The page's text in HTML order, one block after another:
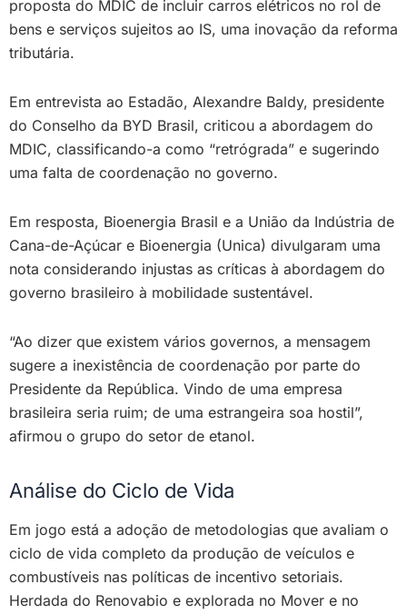
proposta do MDIC de incluir carros elétricos no rol de
bens e serviços sujeitos ao IS, uma inovação da reforma
tributária.
Em entrevista ao Estadão, Alexandre Baldy, presidente
do Conselho da BYD Brasil, criticou a abordagem do
MDIC, classificando-a como “retrógrada” e sugerindo
uma falta de coordenação no governo.
Em resposta, Bioenergia Brasil e a União da Indústria de
Cana-de-Açúcar e Bioenergia (Unica) divulgaram uma
nota considerando injustas as críticas à abordagem do
governo brasileiro à mobilidade sustentável.
“Ao dizer que existem vários governos, a mensagem
sugere a inexistência de coordenação por parte do
Presidente da República. Vindo de uma empresa
brasileira seria ruim; de uma estrangeira soa hostil”,
afirmou o grupo do setor de etanol.
Análise do Ciclo de Vida
Em jogo está a adoção de metodologias que avaliam o
ciclo de vida completo da produção de veículos e
combustíveis nas políticas de incentivo setoriais.
Herdada do Renovabio e explorada no Mover e no